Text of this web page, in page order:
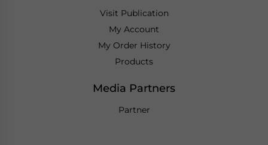
Visit Publication
My Account
My Order History
Products
Media Partners
Partner